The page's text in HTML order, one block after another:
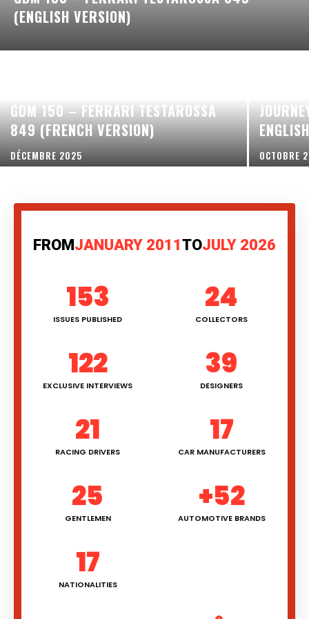
(ENGLISH VERSION)
GDM 150 – FERRARI TESTAROSSA
849 (FRENCH VERSION)
DÉCEMBRE 2025 OCTOBRE
FROM JANUARY 2011 TOJULY 2026
153
ISSUES PUBLISHED
24
COLLECTORS
122
EXCLUSIVE INTERVIEWS
39
DESIGNERS
21
RACING DRIVERS
17
CAR MANUFACTURERS
25
GENTLEMEN
+52
AUTOMOTIVE BRANDS
17
NATIONALITIES